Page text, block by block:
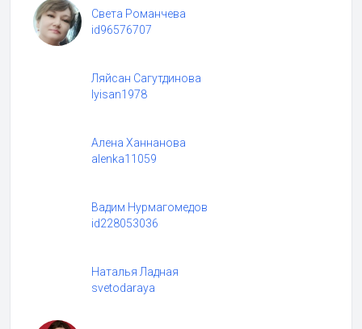
Света Романчева
id96576707
Ляйсан Сагутдинова
lyisan1978
Алена Ханнанова
alenka11059
Вадим Нурмагомедов
id228053036
Наталья Ладная
svetodaraya